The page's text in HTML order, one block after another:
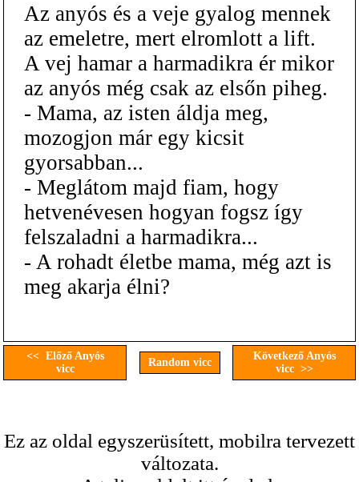
Az anyós és a veje gyalog mennek
az emeletre, mert elromlott a lift.
A vej hamar a harmadikra ér mikor
az anyós még csak az elsőn piheg.
- Mama, az isten áldja meg,
mozogjon már egy kicsit
gyorsabban...
- Meglátom majd fiam, hogy
hetvenévesen hogyan fogsz így
felszaladni a harmadikra...
- A rohadt életbe mama, még azt is
meg akarja élni?
<< Előző Anyós
vicc
Random vicc
Következő Anyós
vicc >>
Ez az oldal egyszerüsített, mobilra tervezett
változata.